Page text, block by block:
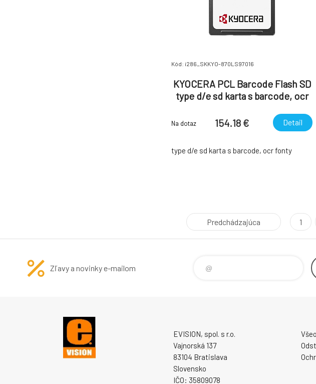
Kód: i286_SKKYO-870LS97016
KYOCERA PCL Barcode Flash SD
type d/e sd karta s barcode, ocr
Na dotaz 154.18 € Detail
type d/e sd karta s barcode, ocr fonty
Predchádzajúca 1
Zľavy a novinky e-mailom
EVISION, spol. s r.o.
Vajnorská 137
83104 Bratislava
Slovensko
IČO: 35809078